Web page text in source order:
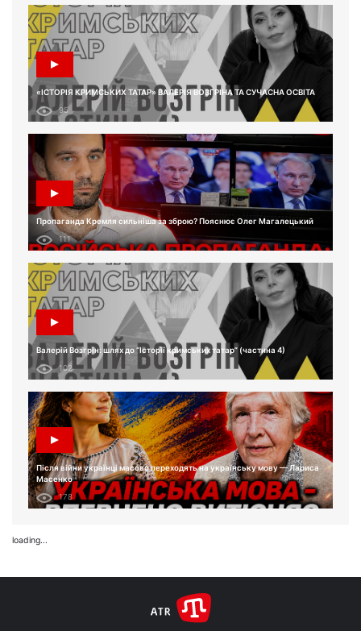
«ІСТОРІЯ КРИМСЬКИХ ТАТАР» ВАЛЕРІЯ ВОЗГРІНА ТА СУЧАСНА ОСВІТА
95
Пропаганда Кремля сильніша за зброю? Пояснює Олег Магалецький
111
Валерій Возгрін: шлях до “Історії кримських татар” (частина 4)
102
Після війни українці масово переходять на українську мову — Лариса
Масенко
178
loading...